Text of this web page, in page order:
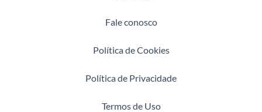
Fale conosco
Política de Cookies
Política de Privacidade
Termos de Uso